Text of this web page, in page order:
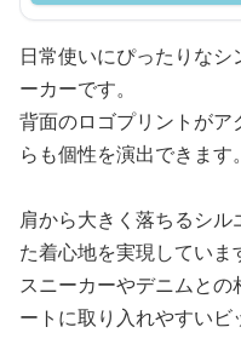
日常使いにぴったりな
ーカーです。
背面のロゴプリントが
らも個性を演出できます。
肩から大きく落ちるシ
た着心地を実現していま
スニーカーやデニムと
ートに取り入れやすいビ